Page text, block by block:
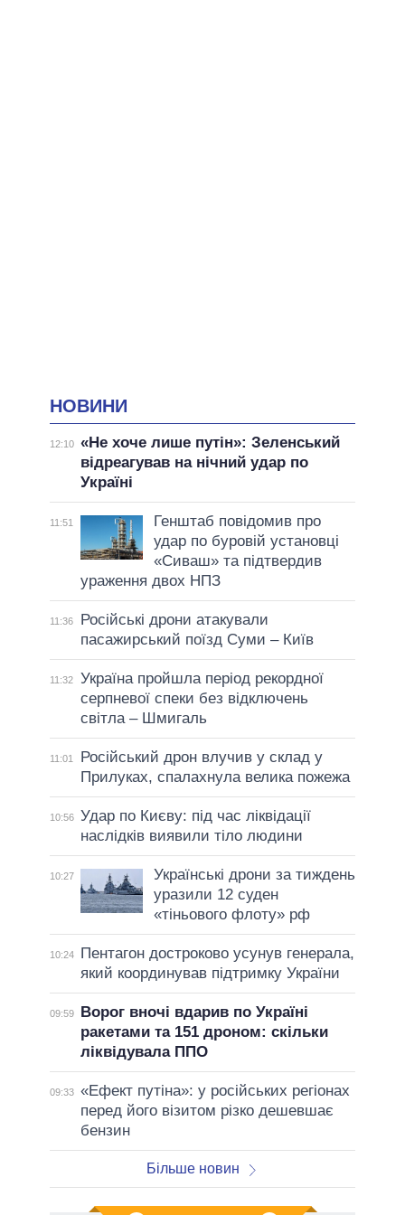
НОВИНИ
12:10 «Не хоче лише путін»: Зеленський
відреагував на нічний удар по
Україні
11:51
Генштаб повідомив про
удар по буровій установці
«Сиваш» та підтвердив
ураження двох НПЗ
11:36
Російські дрони атакували
пасажирський поїзд Суми – Київ
11:32
Україна пройшла період рекордної
серпневої спеки без відключень
світла – Шмигаль
11:01
Російський дрон влучив у склад у
Прилуках, спалахнула велика пожежа
10:56 Удар по Києву: під час ліквідації
наслідків виявили тіло людини
10:27
Українські дрони за тиждень
уразили 12 суден
«тіньового флоту» рф
10:24
Пентагон достроково усунув генерала,
який координував підтримку України
09:59
Ворог вночі вдарив по Україні
ракетами та 151 дроном: скільки
ліквідувала ППО
09:33 «Ефект путіна»: у російських регіонах
перед його візитом різко дешевшає
бензин
Більше новин